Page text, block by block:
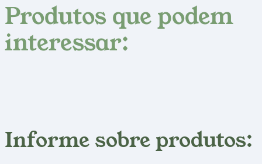
Produtos que podem
interessar:
Informe sobre produtos: